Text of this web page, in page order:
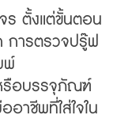
ร ตั้งแต่ขั้นตอน
การตรวจปรู๊ฟ
พ์
รือบรรจุภัณฑ์
าชีพที่ใส่ใจใน